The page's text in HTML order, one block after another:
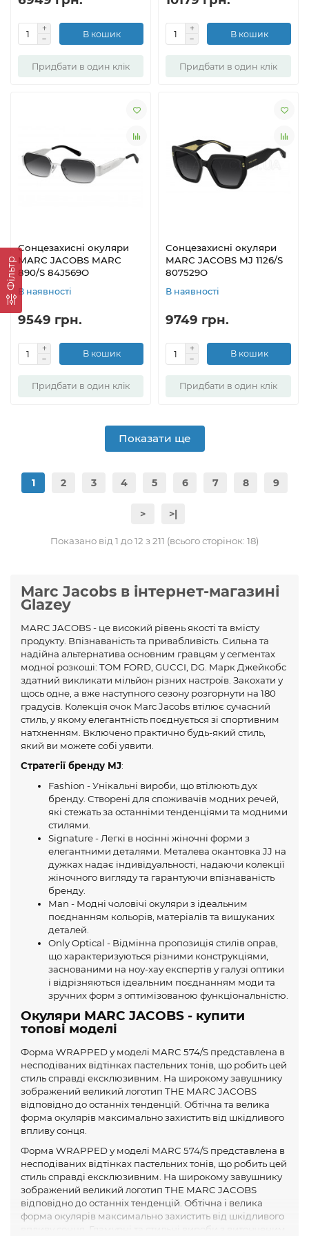
В кошик
Придбати в один клік
В кошик
Придбати в один клік
Сонцезахисні окуляри
MARC JACOBS MARC
890/S 84J569O
В наявності
9549 грн.
В кошик
Придбати в один клік
Сонцезахисні окуляри
MARC JACOBS MJ 1126/S
807529O
В наявності
9749 грн.
В кошик
Придбати в один клік
Показати ще
1 2 3 4 5 6 7 8 9
> >|
Показано від 1 до 12 з 211 (всього сторінок: 18)
Marc Jacobs в інтернет-магазині
Glazey
MARC JACOBS - це високий рівень якості та вмісту
продукту. Впізнаваність та привабливість. Сильна та
надійна альтернатива основним гравцям у сегментах
модної розкоші: TOM FORD, GUCCI, DG. Марк Джейкобс
здатний викликати мільйон різних настроїв. Закохати у
щось одне, а вже наступного сезону розгорнути на 180
градусів. Колекція очок Marc Jacobs втілює сучасний
стиль, у якому елегантність поєднується зі спортивним
натхненням. Включено практично будь-який стиль,
який ви можете собі уявити.
Стратегії бренду MJ:
Fashion - Унікальні вироби, що втілюють дух
бренду. Створені для споживачів модних речей,
які стежать за останніми тенденціями та модними
стилями.
Signature - Легкі в носінні жіночні форми з
елегантними деталями. Металева окантовка JJ на
дужках надає індивідуальності, надаючи колекції
жіночного вигляду та гарантуючи впізнаваність
бренду.
Man - Модні чоловічі окуляри з ідеальним
поєднанням кольорів, матеріалів та вишуканих
деталей.
Only Optical - Відмінна пропозиція стилів оправ,
що характеризуються різними конструкціями,
заснованими на ноу-хау експертів у галузі оптики
і відрізняються ідеальним поєднанням моди та
зручних форм з оптимізованою функціональністю.
Окуляри MARC JACOBS - купити
топові моделі
Форма WRAPPED у моделі MARC 574/S представлена ​​в
несподіваних відтінках пастельних тонів, що робить цей
стиль справді ексклюзивним. На широкому завушнику
зображений великий логотип THE MARC JACOBS
відповідно до останніх тенденцій. Обтічна та велика
форма окулярів максимально захистить від шкідливого
впливу сонця.
Форма WRAPPED у моделі MARC 574/S представлена ​​в
несподіваних відтінках пастельних тонів, що робить цей
стиль справді ексклюзивним. На широкому завушнику
зображений великий логотип THE MARC JACOBS
відповідно до останніх тенденцій. Обтічна і велика
форма окулярів максимально захистить від шкідливого
впливу сонця. Гламурні та стильні вироби з витонченим
Фільтр